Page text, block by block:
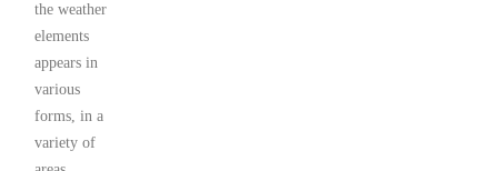
the weather
elements
appears in
various
forms, in a
variety of